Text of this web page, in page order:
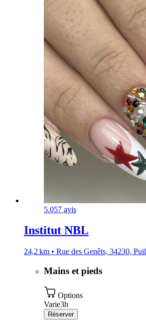
5.057 avis
Institut NBL
24,2 km • Rue des Genêts, 34230,
Mains et pieds
Options
Varie3h
Réserver